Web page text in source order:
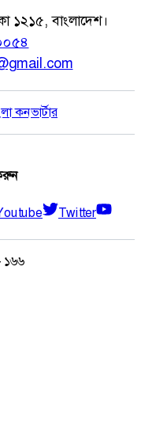
১২১৫, বাংলাদেশ।
কনভার্টার
Twitter
১৬৬